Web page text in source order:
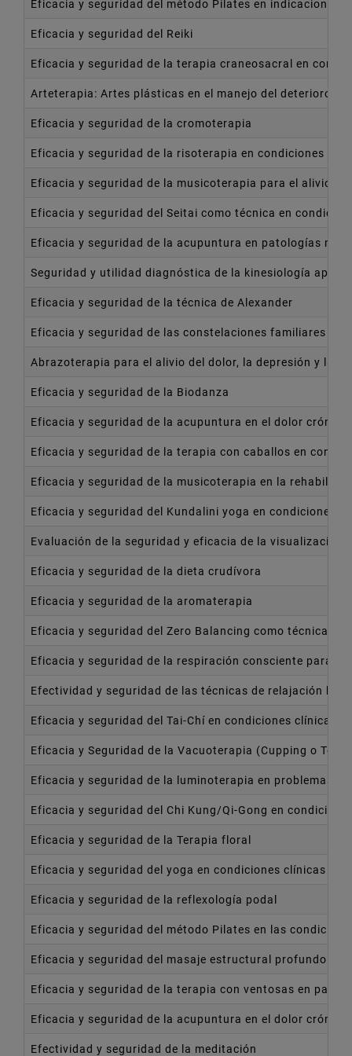
Eficacia y seguridad del método Pilates en indicaciones
Eficacia y seguridad del Reiki
Eficacia y seguridad de la terapia craneosacral en
Arteterapia: Artes plásticas en el manejo del deterioro
Eficacia y seguridad de la cromoterapia
Eficacia y seguridad de la risoterapia en condiciones
Eficacia y seguridad de la musicoterapia para el alivio
Eficacia y seguridad del Seitai como técnica en
Eficacia y seguridad de la acupuntura en patologías no
Seguridad y utilidad diagnóstica de la kinesiología
Eficacia y seguridad de la técnica de Alexander
Eficacia y seguridad de las constelaciones familiares en
Abrazoterapia para el alivio del dolor, la depresión y la
Eficacia y seguridad de la Biodanza
Eficacia y seguridad de la acupuntura en el dolor
Eficacia y seguridad de la terapia con caballos en
Eficacia y seguridad de la musicoterapia en la
Eficacia y seguridad del Kundalini yoga en condiciones
Evaluación de la seguridad y eficacia de la
Eficacia y seguridad de la dieta crudívora
Eficacia y seguridad de la aromaterapia
Eficacia y seguridad del Zero Balancing como técnica
Eficacia y seguridad de la respiración consciente para
Efectividad y seguridad de las técnicas de relajación
Eficacia y seguridad del Tai-Chí en condiciones clínicas
Eficacia y Seguridad de la Vacuoterapia (Cupping o
Eficacia y seguridad de la luminoterapia en problemas
Eficacia y seguridad del Chi Kung/Qi-Gong en
Eficacia y seguridad de la Terapia floral
Eficacia y seguridad del yoga en condiciones clínicas
Eficacia y seguridad de la reflexología podal
Eficacia y seguridad del método Pilates en las
Eficacia y seguridad del masaje estructural profundo
Eficacia y seguridad de la terapia con ventosas en
Eficacia y seguridad de la acupuntura en el dolor
Efectividad y seguridad de la meditación